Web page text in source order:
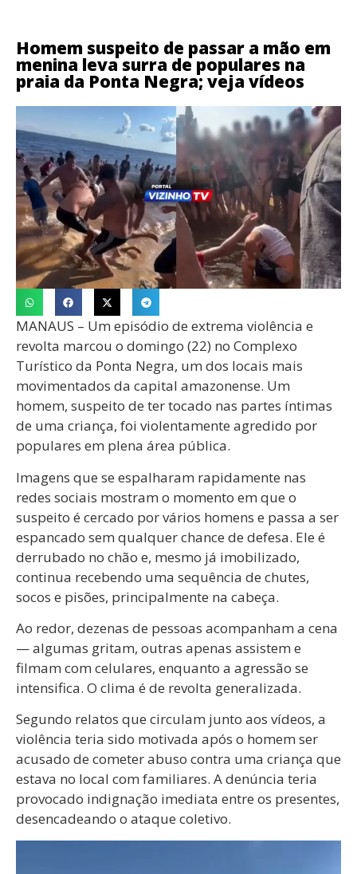
Homem suspeito de passar a mão em
menina leva surra de populares na
praia da Ponta Negra; veja vídeos
MANAUS – Um episódio de extrema violência e
revolta marcou o domingo (22) no Complexo
Turístico da Ponta Negra, um dos locais mais
movimentados da capital amazonense. Um
homem, suspeito de ter tocado nas partes íntimas
de uma criança, foi violentamente agredido por
populares em plena área pública.
Imagens que se espalharam rapidamente nas
redes sociais mostram o momento em que o
suspeito é cercado por vários homens e passa a ser
espancado sem qualquer chance de defesa. Ele é
derrubado no chão e, mesmo já imobilizado,
continua recebendo uma sequência de chutes,
socos e pisões, principalmente na cabeça.
Ao redor, dezenas de pessoas acompanham a cena
— algumas gritam, outras apenas assistem e
filmam com celulares, enquanto a agressão se
intensifica. O clima é de revolta generalizada.
Segundo relatos que circulam junto aos vídeos, a
violência teria sido motivada após o homem ser
acusado de cometer abuso contra uma criança que
estava no local com familiares. A denúncia teria
provocado indignação imediata entre os presentes,
desencadeando o ataque coletivo.